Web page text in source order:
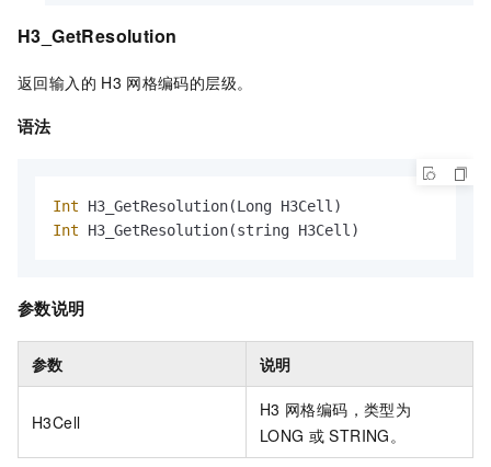
H3_GetResolution
返回输入的 H3 网格编码的层级。
语法
Int
Int H3_GetResolution(string H3Cell)
参数说明
参数 说明
H3Cell
H3 网格编码，类型为
LONG 或 STRING。